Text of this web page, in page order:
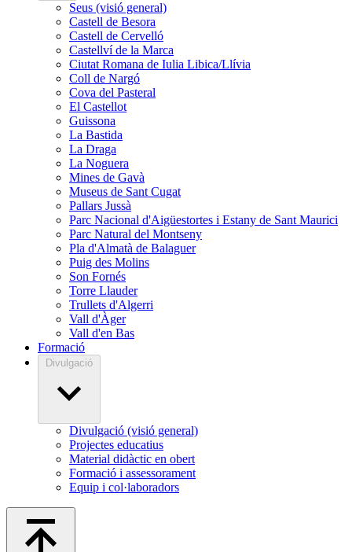
Seus (visió general)
Castell de Besora
Castell de Cervelló
Castellví de la Marca
Ciutat Romana de Iulia Libica/Llívia
Coll de Nargó
Cova del Pasteral
El Castellot
Guissona
La Bastida
La Draga
La Noguera
Mines de Gavà
Museus de Sant Cugat
Pallars Jussà
Parc Nacional d'Aigüestortes i Estany de Sant Maurici
Parc Natural del Montseny
Pla d'Almatà de Balaguer
Puig des Molins
Son Fornés
Torre Llauder
Trullets d'Algerri
Vall d'Àger
Vall d'en Bas
Formació
Divulgació
Divulgació (visió general)
Projectes educatius
Material didàctic en obert
Formació i assessorament
Equip i col·laboradors